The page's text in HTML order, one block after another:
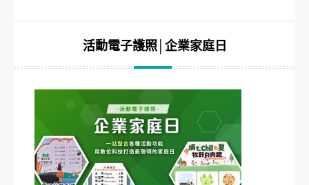
活動電子護照│企業家庭日